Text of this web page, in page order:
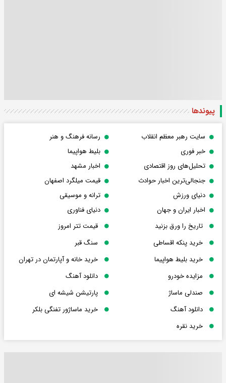
پیوندها
سایت رهبر معظم انقلاب
رسانه فرهنگ و هنر
خبر فوری
بلیط هواپیما
تحلیل‌های روز اقتصادی
اخبار مشهد
جنجالی‌ترین اخبار حوادث
قیمت میلگرد اصفهان
دنیای ورزش
ترانه و موسیقی
اخبار ایران و جهان
دنیای فناوری
تاریخ را ورق بزنید
قیمت تتر امروز
خرید پنکه اقساطی
سنگ قبر
خرید بلیط هواپیما
خرید خانه و آپارتمان در تهران
مزایده خودرو
دانلود آهنگ
صندلی ماساژ
پارتیشن شیشه ای
دانلود آهنگ
خرید ماساژور تفنگی بلکر
خرید نقره